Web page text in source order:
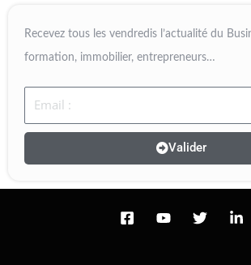
Recevez tous les vendredis l’actualité du
formation, immobilier, entrepreneurs…
Email
Valider